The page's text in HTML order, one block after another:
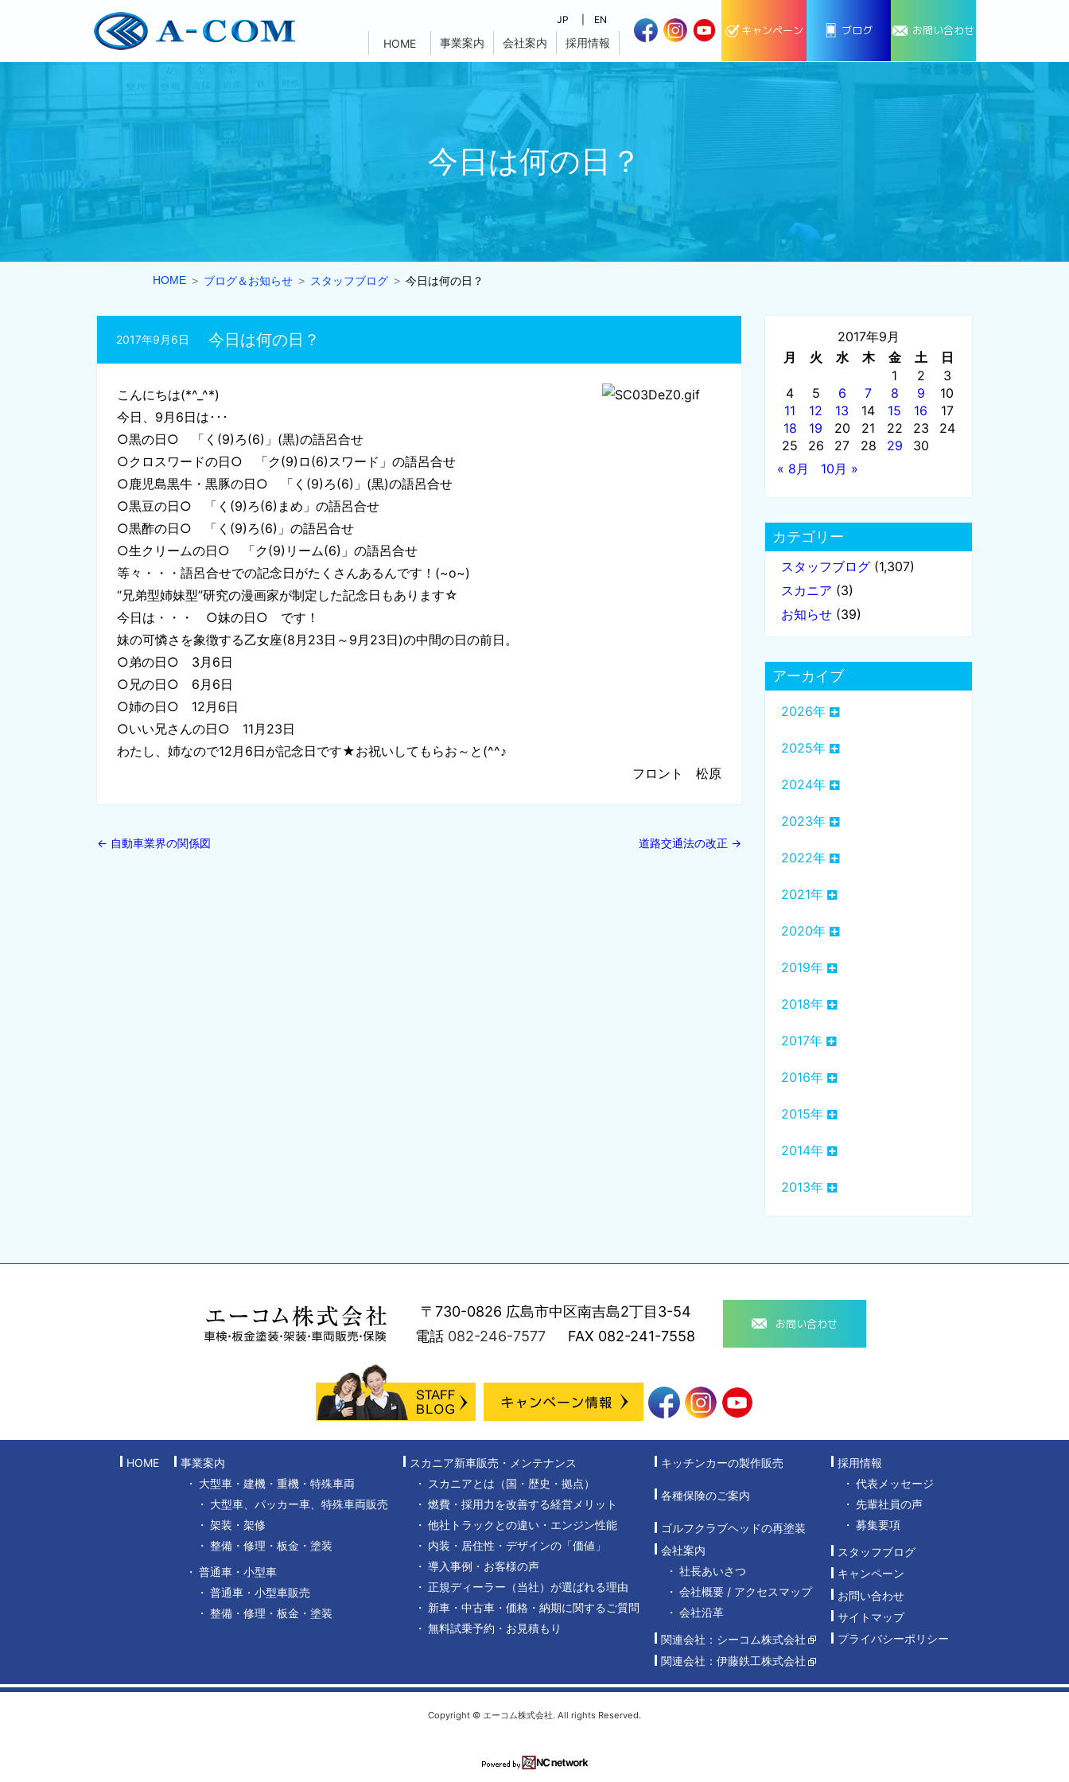
JP EN
HOME 事業案内 会社案内 採用情報
キャンペーン ブログ お問い合わせ
今日は何の日？
HOME ブログ＆お知らせ スタッフブログ 今日は何の日？
今日は何の日？
2017年9月6日
こんにちは(*^_^*)
今日、9月6日は･･･
○黒の日○ 「く(9)ろ(6)」(黒)の語呂合せ
○クロスワードの日○ 「ク(9)ロ(6)スワード」の語呂合せ
○鹿児島黒牛・黒豚の日○ 「く(9)ろ(6)」(黒)の語呂合せ
○黒豆の日○ 「く(9)ろ(6)まめ」の語呂合せ
○黒酢の日○ 「く(9)ろ(6)」の語呂合せ
○生クリームの日○ 「ク(9)リーム(6)」の語呂合せ
等々・・・語呂合せでの記念日がたくさんあるんです！(~o~)
“兄弟型姉妹型”研究の漫画家が制定した記念日もあります☆
今日は・・・ ○妹の日○ です！
妹の可憐さを象徴する乙女座(8月23日～9月23日)の中間の日の前日。
○弟の日○ 3月6日
○兄の日○ 6月6日
○姉の日○ 12月6日
○いい兄さんの日○ 11月23日
わたし、姉なので12月6日が記念日です★お祝いしてもらお～と(^^♪
フロント 松原
← 自動車業界の関係図 道路交通法の改正 →
2017年9月
月
火 水 木 金 土
日
1
2
3
4
5 6 7 8 9
10
11
12 13 14 15 16
17
18
19 20 21 22 23
24
25
26 27 28 29
30
« 8月
10月 »
カテゴリー
スタッフブログ (1,307)
スカニア (3)
お知らせ (39)
アーカイブ
2026年
2025年
2024年
2023年
2022年
2021年
2020年
2019年
2018年
2017年
2016年
2015年
2014年
2013年
〒730-0826 広島市中区南吉島2丁目3-54
電話 082-246-7577 FAX 082-241-7558
お問い合わせ
HOME
事業案内
大型車・建機・重機・特殊車両
大型車、パッカー車、特殊車両販売
架装・架修
整備・修理・板金・塗装
普通車・小型車
普通車・小型車販売
整備・修理・板金・塗装
スカニア新車販売・メンテナンス
スカニアとは（国・歴史・拠点）
燃費・採用力を改善する経営メリット
他社トラックとの違い・エンジン性能
内装・居住性・デザインの「価値」
導入事例・お客様の声
正規ディーラー（当社）が選ばれる理由
新車・中古車・価格・納期に関するご質問
無料試乗予約・お見積もり
キッチンカーの製作販売
各種保険のご案内
ゴルフクラブヘッドの再塗装
会社案内
社長あいさつ
会社概要 / アクセスマップ
会社沿革
関連会社：シーコム株式会社
関連会社：伊藤鉄工株式会社
採用情報
代表メッセージ
先輩社員の声
募集要項
スタッフブログ
キャンペーン
お問い合わせ
サイトマップ
プライバシーポリシー
Copyright © エーコム株式会社. All rights Reserved.